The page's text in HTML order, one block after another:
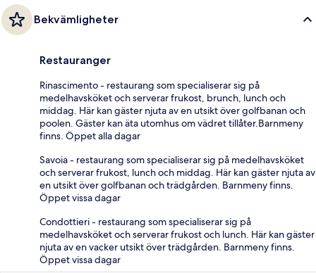
Bekvämligheter
Restauranger
Rinascimento - restaurang som specialiserar sig på
medelhavsköket och serverar frukost, brunch, lunch och
middag. Här kan gäster njuta av en utsikt över golfbanan och
poolen. Gäster kan äta utomhus om vädret tillåter.Barnmeny
finns. Öppet alla dagar
Savoia - restaurang som specialiserar sig på medelhavsköket
och serverar frukost, lunch och middag. Här kan gäster njuta av
en utsikt över golfbanan och trädgården. Barnmeny finns.
Öppet vissa dagar
Condottieri - restaurang som specialiserar sig på
medelhavsköket och serverar frukost och lunch. Här kan gäster
njuta av en vacker utsikt över trädgården. Barnmeny finns.
Öppet vissa dagar